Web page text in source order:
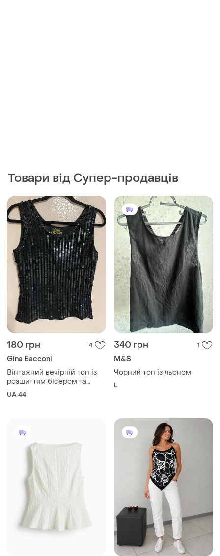
Товари від Супер-продавців
180 грн 4
Gina Bacconi
Вінтажний вечірній топ із
розшиттям бісером та
паєтками від відомого
UA 44
340 грн 1
M&S
Чорний топ із льоном
L